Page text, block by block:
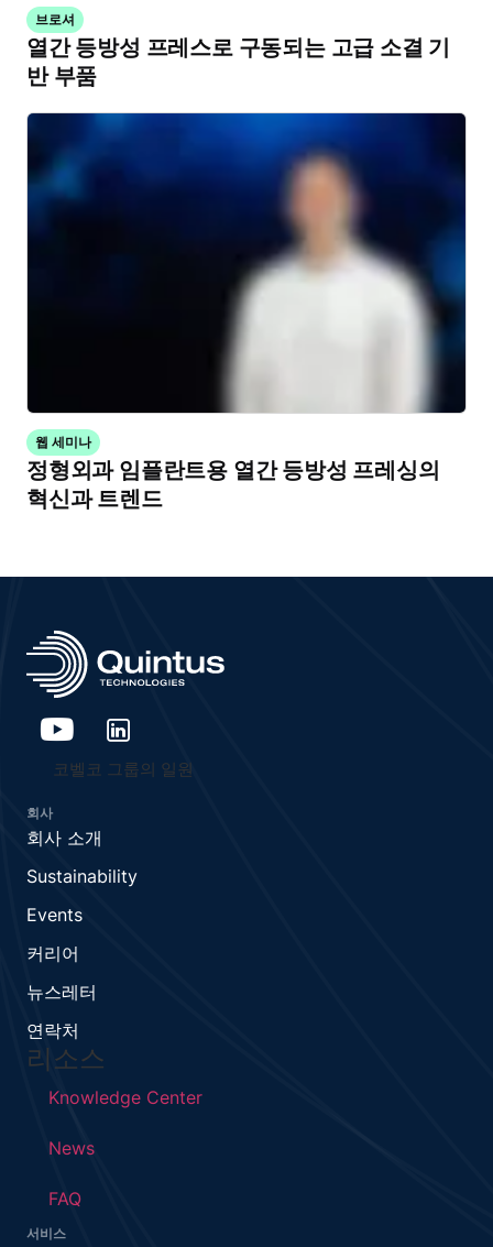
브로셔
열간 등방성 프레스로 구동되는 고급 소결 기
반 부품
웹 세미나
정형외과 임플란트용 열간 등방성 프레싱의
혁신과 트렌드
코벨코 그룹의 일원
회사
회사 소개
Sustainability
Events
커리어
뉴스레터
연락처
리소스
Knowledge Center
News
FAQ
서비스